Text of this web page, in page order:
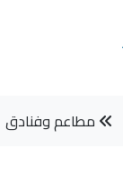
مطاعم وفنادق